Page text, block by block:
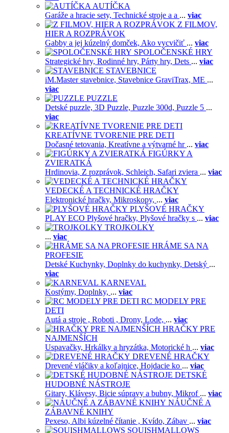
AUTÍČKA
Garáže a hracie sety, Technické stroje a a ... viac
Z FILMOV,
HIER A ROZPRÁVOK
Gabby a jej kúzelný domček, Ako vycvičiť ... viac
SPOLOČENSKÉ HRY
Strategické hry, Rodinné hry, Párty hry, Dets ... viac
STAVEBNICE
iM.Master stavebnice, Stavebnice GraviTrax, ME ...
viac
PUZZLE
Detské puzzle, 3D Puzzle, Puzzle 300d, Puzzle 5 ...
viac
KREATÍVNE TVORENIE PRE DETI
Dočasné tetovania, Kreatívne a výtvarné hr ... viac
FIGÚRKY A
ZVIERATKÁ
Hrdinovia, Z rozprávok, Schleich, Safari zviera ... viac
VEDECKÉ A TECHNICKÉ HRAČKY
Elektronické hračky, Mikroskopy, ... viac
PLYŠOVÉ HRAČKY
PLAY ECO Plyšové hračky, Plyšové hračky s ... viac
TROJKOLKY
... viac
HRÁME SA NA
PROFESIE
Detské Kuchynky, Doplnky do kuchynky, Detský ...
viac
KARNEVAL
Kostýmy, Doplnky, ... viac
RC MODELY PRE
DETI
Autá a stroje , Roboti , Drony, Lode, ... viac
HRAČKY PRE
NAJMENŠÍCH
Uspavačky, Hrkálky a hryzátka, Motorické h ... viac
DREVENÉ HRAČKY
Drevené vláčiky a koľajnice, Hojdacie ko ... viac
DETSKÉ
HUDOBNÉ NÁSTROJE
Gitary, Klávesy, Bicie súpravy a bubny, Mikrof ... viac
NÁUČNÉ A
ZÁBAVNÉ KNIHY
Pexeso, Albi kúzelné čítanie , Kvído, Zábav ... viac
SQUISHMALLOWS